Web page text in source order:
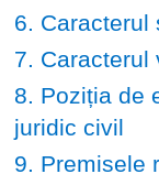
6. Caracterul
7. Caracterul
8. Poziția de
juridic civil
9. Premisele